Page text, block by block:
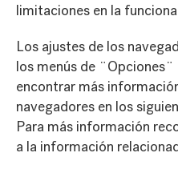
limitaciones en la
Los ajustes de los
los menús de
encontrar más
navegadores en los
Para más información
a la información